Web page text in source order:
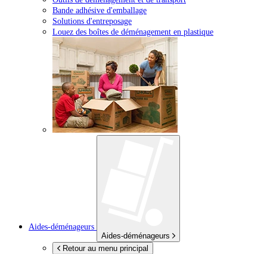
Bande adhésive d'emballage
Solutions d'entreposage
Louez des boîtes de déménagement en plastique
Aides-déménageurs
Aides-déménageurs
Retour au menu principal